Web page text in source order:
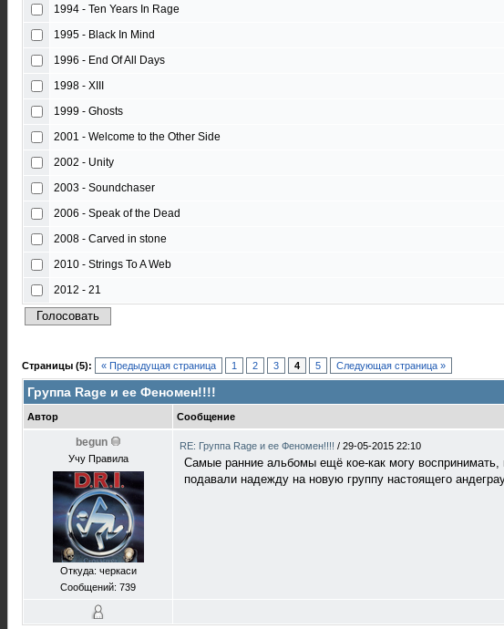
1994 - Ten Years In Rage
1995 - Black In Mind
1996 - End Of All Days
1998 - XIII
1999 - Ghosts
2001 - Welcome to the Other Side
2002 - Unity
2003 - Soundchaser
2006 - Speak of the Dead
2008 - Carved in stone
2010 - Strings To A Web
2012 - 21
Страницы (5): « Предыдущая страница 1 2 3 4 5 Следующая страница »
Группа Rage и ее Феномен!!!!
Автор Сообщение
begun
Учу Правила
Откуда: черкаси
Сообщений: 739
RE: Группа Rage и ее Феномен!!!! / 29-05-2015 22:10
Самые ранние альбомы ещё кое-как могу
подавали надежду на новую группу настоящего